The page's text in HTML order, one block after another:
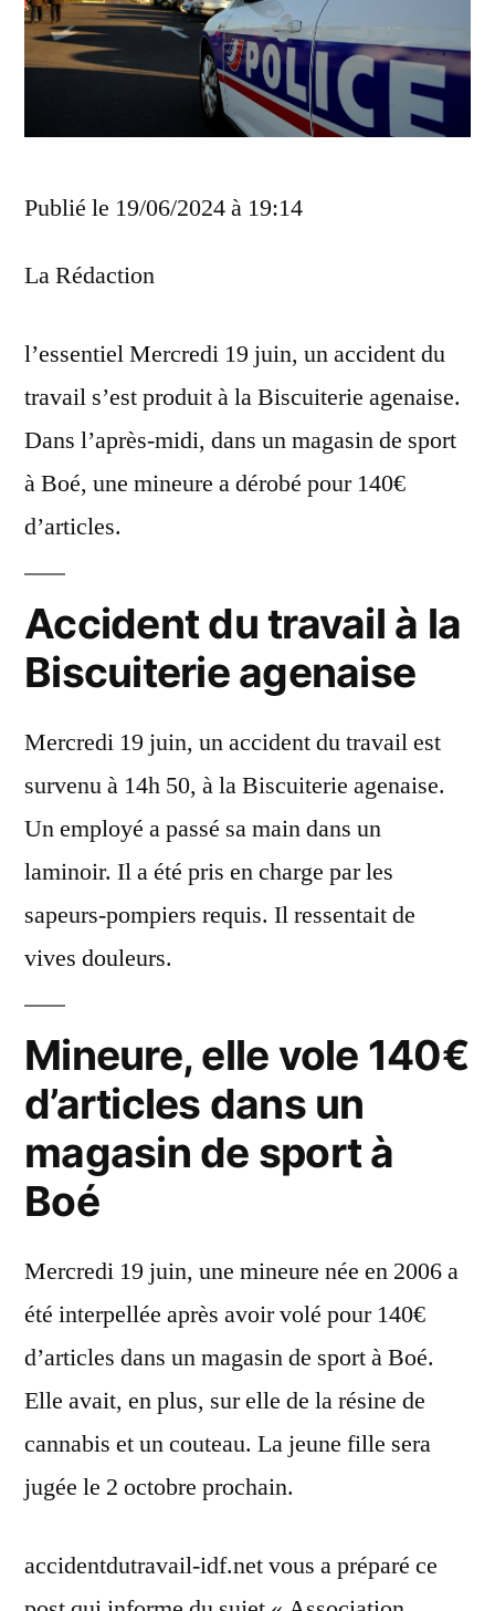
Publié le 19/06/2024 à 19:14
La Rédaction
l’essentielMercredi 19 juin, un accident du
travail s’est produit à la Biscuiterie agenaise.
Dans l’après-midi, dans un magasin de sport
à Boé, une mineure a dérobé pour 140€
d’articles.
Accident du travail à la
Biscuiterie agenaise
Mercredi 19 juin, un accident du travail est
survenu à 14h 50, à la Biscuiterie agenaise.
Un employé a passé sa main dans un
laminoir. Il a été pris en charge par les
sapeurs-pompiers requis. Il ressentait de
vives douleurs.
Mineure, elle vole 140€
d’articles dans un
magasin de sport à
Boé
Mercredi 19 juin, une mineure née en 2006 a
été interpellée après avoir volé pour 140€
d’articles dans un magasin de sport à Boé.
Elle avait, en plus, sur elle de la résine de
cannabis et un couteau. La jeune fille sera
jugée le 2 octobre prochain.
accidentdutravail-idf.net vous a préparé ce